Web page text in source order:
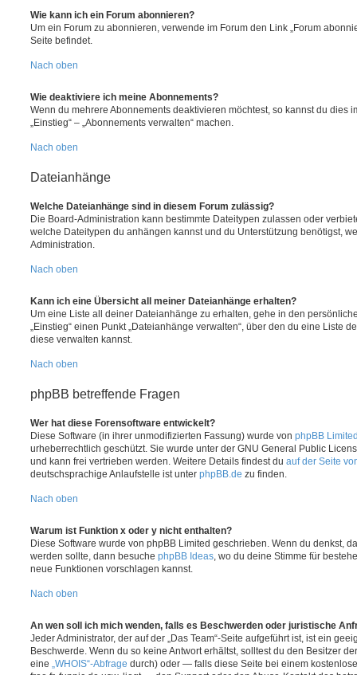
Wie kann ich ein Forum abonnieren?
Um ein Forum zu abonnieren, verwende im Forum den Link „Forum
Seite befindet.
Nach oben
Wie deaktiviere ich meine Abonnements?
Wenn du mehrere Abonnements deaktivieren möchtest, so kannst du dies
„Einstieg“ – „Abonnements verwalten“ machen.
Nach oben
Dateianhänge
Welche Dateianhänge sind in diesem Forum zulässig?
Die Board-Administration kann bestimmte Dateitypen zulassen oder
welche Dateitypen du anhängen kannst und du Unterstützung benötigst,
Administration.
Nach oben
Kann ich eine Übersicht all meiner Dateianhänge erhalten?
Um eine Liste all deiner Dateianhänge zu erhalten, gehe in den
„Einstieg“ einen Punkt „Dateianhänge verwalten“, über den du eine Liste
diese verwalten kannst.
Nach oben
phpBB betreffende Fragen
Wer hat diese Forensoftware entwickelt?
Diese Software (in ihrer unmodifizierten Fassung) wurde von phpBB
urheberrechtlich geschützt. Sie wurde unter der GNU General Public
und kann frei vertrieben werden. Weitere Details findest du auf der Seite
deutschsprachige Anlaufstelle ist unter phpBB.de zu finden.
Nach oben
Warum ist Funktion x oder y nicht enthalten?
Diese Software wurde von phpBB Limited geschrieben. Wenn du denkst,
werden sollte, dann besuche phpBB Ideas , wo du deine Stimme für
neue Funktionen vorschlagen kannst.
Nach oben
An wen soll ich mich wenden, falls es Beschwerden oder juristische
Jeder Administrator, der auf der „Das Team“-Seite aufgeführt ist, ist ein
Beschwerde. Wenn du so keine Antwort erhältst, solltest du den Besitzer
eine „WHOIS“-Abfrage durch) oder — falls diese Seite bei einem